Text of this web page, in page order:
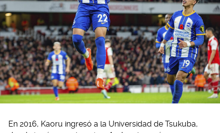
En 2016, Kaoru ingresó a la Universidad de Tsukuba,